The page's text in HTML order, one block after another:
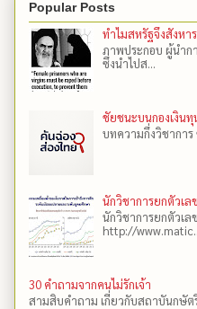
Popular Posts
ทำไมสหรัฐจึงสังหา
ภาพประกอบ ผู้นำก
ซึ่งนำไปส...
ชัยชนะบนกองเงินทุ
บทความกึ่งวิชาการ
นักวิชาการยกตัวเ
นักวิชาการยกตัวเ
http://
30 คำถามจากคนไม่รักเจ้า
สามสิบคำถาม เกี่ยวกับสถาบันกษัต